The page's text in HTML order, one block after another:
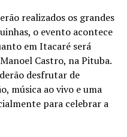
realizados os grandes
o evento acontece
em Itacaré será
Castro, na Pituba.
desfrutar de
música ao vivo e uma
para celebrar a